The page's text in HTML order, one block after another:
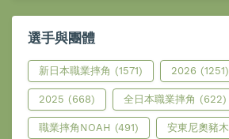
選手與團體
新日本職業摔角 (1571) 2026 (1251)
2025 (668) 全日本職業摔角 (622)
職業摔角NOAH (491) 安東尼奧豬木